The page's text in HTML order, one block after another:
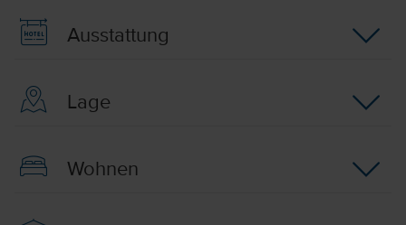
Ausstattung
Lage
Wohnen